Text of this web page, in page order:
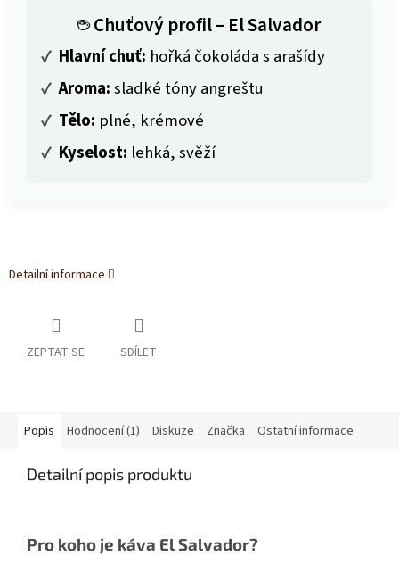
☕ Chuťový profil – El Salvador
✓ Hlavní chuť: hořká čokoláda s arašídy
✓ Aroma:sladké tóny angreštu
✓ Tělo: plné, krémové
✓ Kyselost: lehká, svěží
Detailní informace
ZEPTAT SE SDÍLET
Popis Hodnocení (1) Diskuze Značka Ostatní informace
Detailní popis produktu
Pro koho je káva El Salvador?